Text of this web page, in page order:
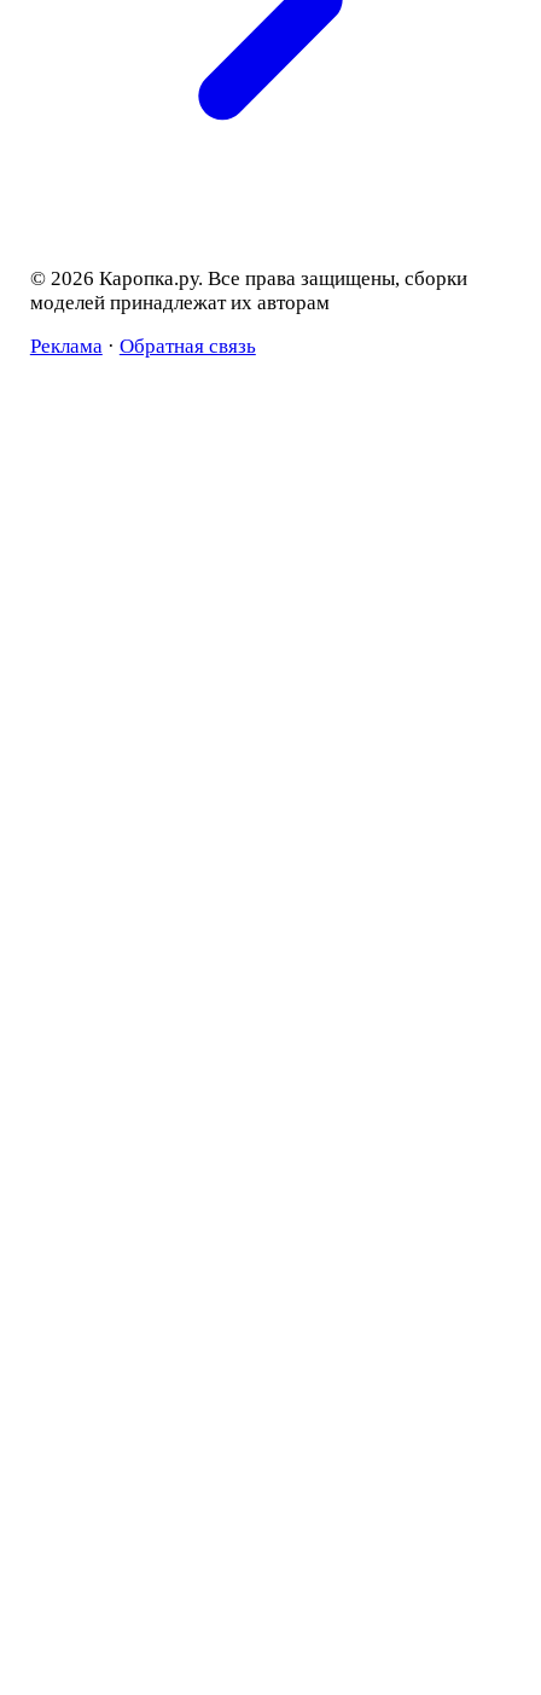
© 2026 Каропка.ру. Все права защищены, сборки
моделей принадлежат их авторам
Реклама· Обратная связь